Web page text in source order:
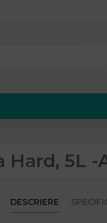
5L -
DESCRIERE